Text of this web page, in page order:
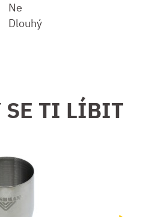
Ne
Dlouhý
SE TI LÍBIT